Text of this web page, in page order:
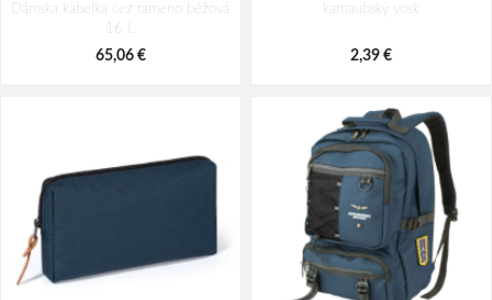
Dámska kabelka cez rameno béžová
16 L
65,06 €
karnaubský vosk
2,39 €